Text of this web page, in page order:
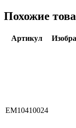
Похожие
Артикул
EM10410024